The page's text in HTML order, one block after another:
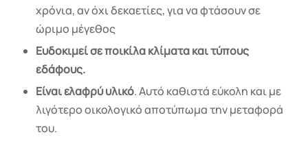
χρόνια, αν όχι δεκαετίες, για να φτάσουν σε
ώριμο μέγεθος
Ευδοκιμεί σε ποικίλα κλίματα και τύπους
εδάφους.
Είναι ελαφρύ υλικό. Αυτό καθιστά εύκολη και με
λιγότερο οικολογικό αποτύπωμα την μεταφορά
του.